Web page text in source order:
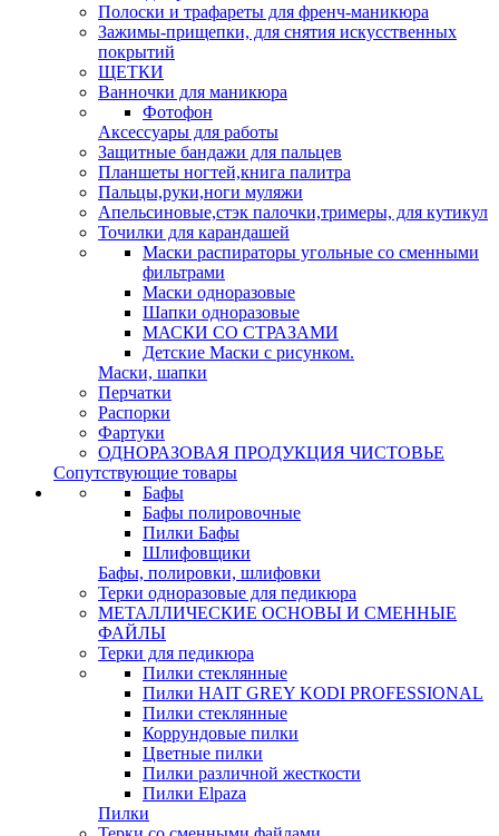
Полоски и трафареты для френч-маникюра
Зажимы-прищепки, для снятия искусственных
покрытий
ЩЕТКИ
Ванночки для маникюра
Фотофон
Аксессуары для работы
Защитные бандажи для пальцев
Планшеты ногтей,книга палитра
Пальцы,руки,ноги муляжи
Апельсиновые,стэк палочки,тримеры, для кутикул
Точилки для карандашей
Маски распираторы угольные со сменными
фильтрами
Маски одноразовые
Шапки одноразовые
МАСКИ СО СТРАЗАМИ
Детские Маски с рисунком.
Маски, шапки
Перчатки
Распорки
Фартуки
ОДНОРАЗОВАЯ ПРОДУКЦИЯ ЧИСТОВЬЕ
Сопутствующие товары
Бафы
Бафы полировочные
Пилки Бафы
Шлифовщики
Бафы, полировки, шлифовки
Терки одноразовые для педикюра
МЕТАЛЛИЧЕСКИЕ ОСНОВЫ И СМЕННЫЕ
ФАЙЛЫ
Терки для педикюра
Пилки стеклянные
Пилки HAIT GREY KODI PROFESSIONAL
Пилки стеклянные
Коррундовые пилки
Цветные пилки
Пилки различной жесткости
Пилки Elpaza
Пилки